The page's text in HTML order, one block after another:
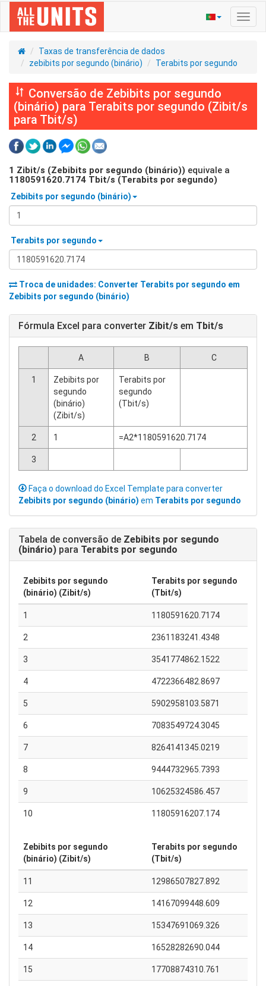
Taxas de transferência de dados
zebibits por segundo (binário)
Terabits por segundo
Conversão de Zebibits por segundo
(binário) para Terabits por segundo (Zibit/s
para Tbit/s)
1 Zibit/s (Zebibits por segundo (binário)) equivale a
1180591620.7174 Tbit/s (Terabits por segundo)
Zebibits por segundo (binário)
Terabits por segundo
Troca de unidades: Converter Terabits por segundo em
Zebibits por segundo (binário)
Fórmula Excel para converter Zibit/s em Tbit/s
A B C
1
Zebibits por
segundo
(binário)
(Zibit/s)
Terabits por
segundo
(Tbit/s)
2 1 =A2*1180591620.7174
3
Faça o download do Excel Template para converter
Zebibits por segundo (binário) em Terabits por segundo
Tabela de conversão de Zebibits por segundo
(binário) para Terabits por segundo
Zebibits por segundo
(binário) (Zibit/s)
Terabits por segundo
(Tbit/s)
1 1180591620.7174
2 2361183241.4348
3 3541774862.1522
4 4722366482.8697
5 5902958103.5871
6 7083549724.3045
7 8264141345.0219
8 9444732965.7393
9 10625324586.457
10 11805916207.174
Zebibits por segundo
(binário) (Zibit/s)
Terabits por segundo
(Tbit/s)
11 12986507827.892
12 14167099448.609
13 15347691069.326
14 16528282690.044
15 17708874310.761